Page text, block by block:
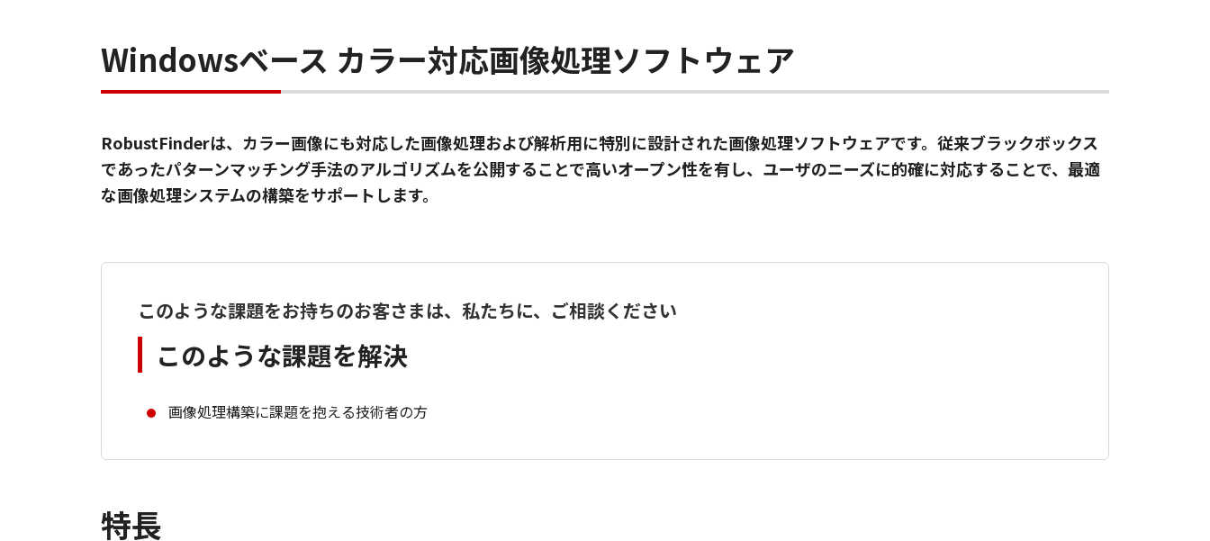
Windowsベース カラー対応画像処理ソフトウェア
RobustFinderは、カラー画像にも対応した画像処理および解析用に特別に設計された画像処理ソフトウェアです。従来ブラックボックス
であったパターンマッチング手法のアルゴリズムを公開することで高いオープン性を有し、ユーザのニーズに的確に対応することで、最適
な画像処理システムの構築をサポートします。
このような課題をお持ちのお客さまは、私たちに、ご相談ください
このような課題を解決
画像処理構築に課題を抱える技術者の方
特長